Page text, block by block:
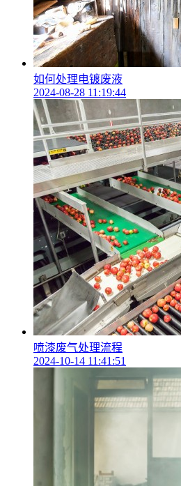
如何处理电镀废液
2024-08-28 11:19:44
喷漆废气处理流程
2024-10-14 11:41:51